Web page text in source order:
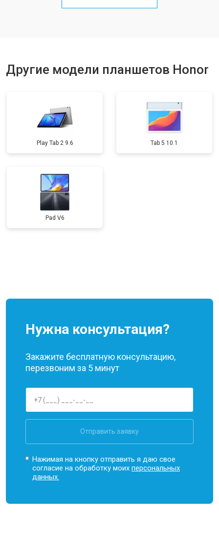
Замена материнской платы от 3200 ₽
Другие модели планшетов Honor
Play Tab 2 9.6 Tab 5 10.1
Pad V6
Нужна консультация?
Закажите бесплатную консультацию,
перезвоним за 5 минут
Отправить заявку
Нажимая на кнопку отправить я даю свое
согласие на обработку моихперсональных
данных.